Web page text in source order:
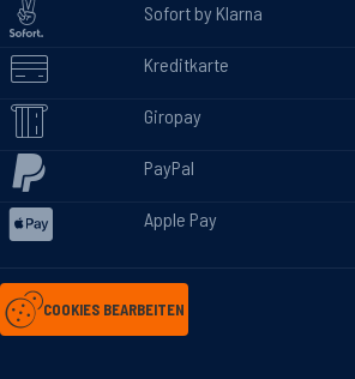
Sofort by Klarna
Kreditkarte
Giropay
PayPal
Apple Pay
COOKIES BEARBEITEN